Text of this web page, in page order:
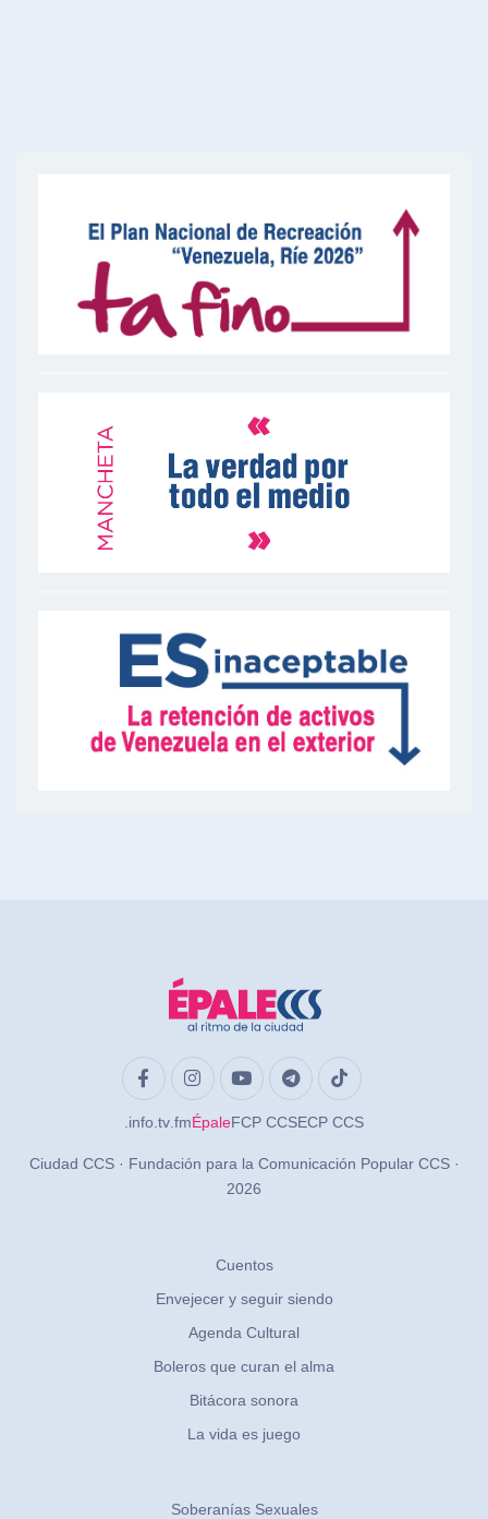
.info .tv .fmÉpaleFCP CCSECP CCS
Ciudad CCS · Fundación para la Comunicación Popular CCS ·
2026
Cuentos
Envejecer y seguir siendo
Agenda Cultural
Boleros que curan el alma
Bitácora sonora
La vida es juego
Soberanías Sexuales